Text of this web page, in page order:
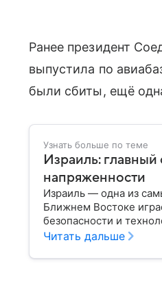
Ранее президент
выпустила по
были сбиты, ещё
Узнать больше по теме
Израиль:
напряженности
Израиль — одна из
Ближнем Востоке
безопасности и
Читать дальше